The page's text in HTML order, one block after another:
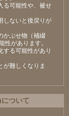
る可能性や、被せ
しないと後戻りが
かぶせ物（補綴
があります。
する可能性があり
が難しくなりま
ついて